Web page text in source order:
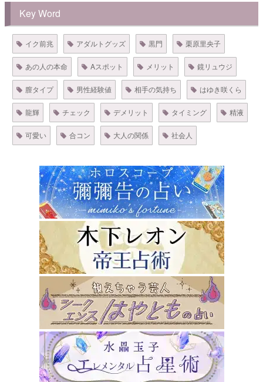
Key Word
イク前兆 アダルトグッズ 黒門 栗原里央子
あの人の本命 Aスポット メリット 鏡リュウジ
膣タイプ 男性経験値 相手の気持ち はゆき咲くら
龍輝 チェック デメリット タイミング 精液
可愛い 合コン 大人の関係 社会人